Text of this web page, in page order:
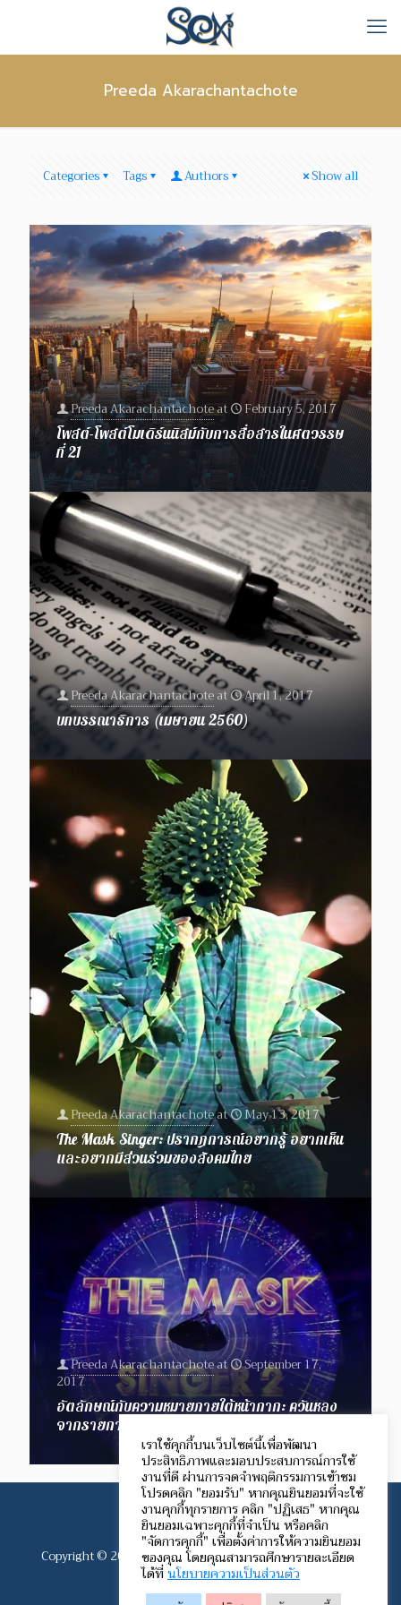
Preeda Akarachantachote
Categories Tags Authors Show all
Preeda Akarachantachoteat
February 5, 2017
โพสต์-โพสต์โมเดิร์นนิสม์กับการสื่อสารในศตวรรษ
ที่ 21
Preeda Akarachantachoteat
April 1, 2017
บทบรรณาธิการ (เมษายน 2560)
Preeda Akarachantachoteat
May 13, 2017
The Mask Singer: ปรากฎการณ์อยากรู้ อยากเห็น
และอยากมีส่วนร่วมของสังคมไทย
Preeda Akarachantachoteat
September 17,
2017
อัตลักษณ์กับความหมายภายใต้หน้ากาก: ควันหลง
จากรายการ The Mask Singer
Copyright © 2012-2024 Speech Communication Network.
All rights reserved.
เราใช้คุกกี้บนเว็บไซต์นี้เพื่อพัฒนา
ประสิทธิภาพและมอบประสบการณ์การใช้
งานที่ดี ผ่านการจดจำพฤติกรรมการเข้าชม
โปรดคลิก "ยอมรับ" หากคุณยินยอมที่จะใช้
งานคุกกี้ทุกรายการ คลิก "ปฏิเสธ" หากคุณ
ยินยอมเฉพาะคุกกี้ที่จำเป็น หรือคลิก
"จัดการคุกกี้" เพื่อตั้งค่าการให้ความยินยอม
ของคุณ โดยคุณสามารถศึกษารายละเอียด
ได้ที่นโยบายความเป็นส่วนตัว